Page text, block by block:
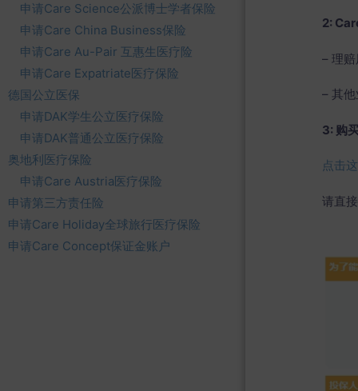
申请Care Science公派博士学者保险
申请Care China Business保险
申请Care Au-Pair 互惠生医疗险
申请Care Expatriate医疗保险
德国公立医保
申请DAK学生公立医疗保险
申请DAK普通公立医疗保险
奥地利医疗保险
申请Care Austria医疗保险
申请第三方责任险
申请Care Holiday全球旅行医疗保险
申请Care Concept保证金账户
2:
– 理
– 其
3: 购
点击
请直